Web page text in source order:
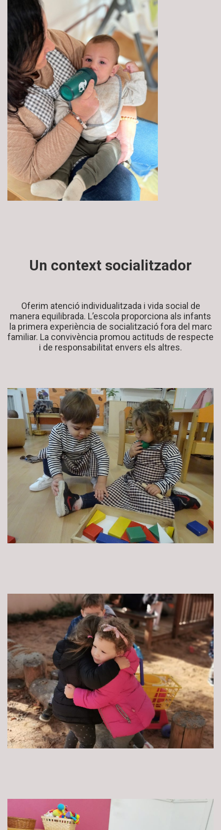
Un context socialitzador
Oferim atenció individualitzada i vida social de
manera equilibrada. L’escola proporciona als infants
la primera experiència de socialització fora del marc
familiar. La convivència promou actituds de respecte
i de responsabilitat envers els altres.